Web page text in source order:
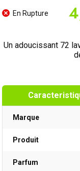
En Rupture
Un adoucissant 72
Marque
Produit
Parfum